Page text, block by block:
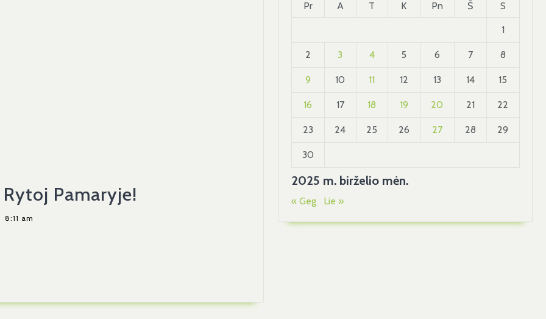
Pamaryje!
8:11 am
2025 m. birželio mėn.
Pr A T K Pn Š S
1
2 3 4 5 6 7 8
9 10 11 12 13 14 15
16 17 18 19 20 21 22
23 24 25 26 27 28 29
30
« Geg Lie »